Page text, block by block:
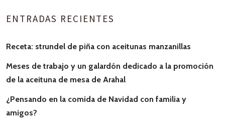
ENTRADAS RECIENTES
Receta: strundel de piña con aceitunas manzanillas
Meses de trabajo y un galardón dedicado a la promoción
de la aceituna de mesa de Arahal
¿Pensando en la comida de Navidad con familia y
amigos?